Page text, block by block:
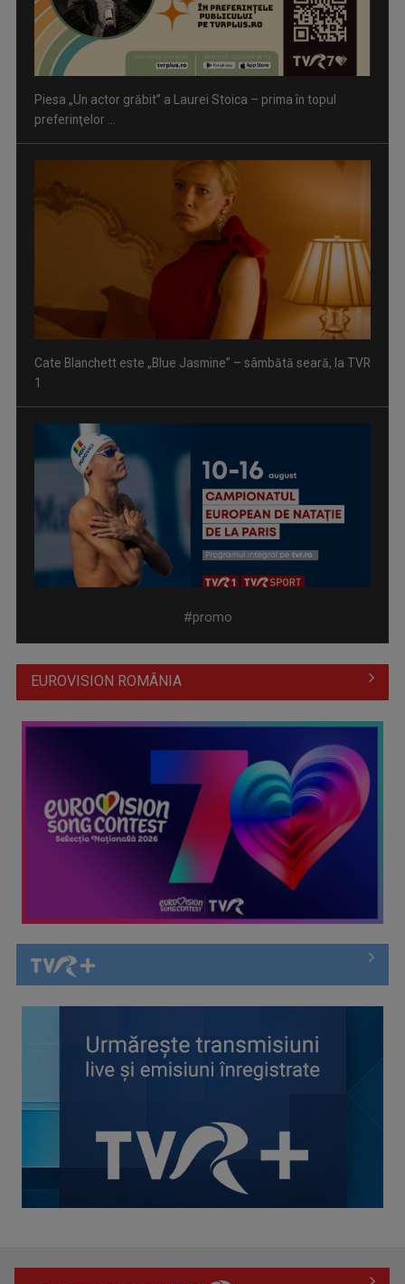
Piesa „Un actor grăbit” a Laurei Stoica – prima în topul
preferinţelor ...
Cate Blanchett este „Blue Jasmine” – sâmbătă seară, la TVR
Spectacol total la TVR: David Popovici și tricolorii luptă
pentru aur la ...
Prima câştigătoare a trofeului „Vedeta populară” şi-a
aniversat la TVR ...
Întâlnire cu jazz-ul autohton, la TVR Cultural: „Contemporan
#promo
EUROVISION ROMÂNIA